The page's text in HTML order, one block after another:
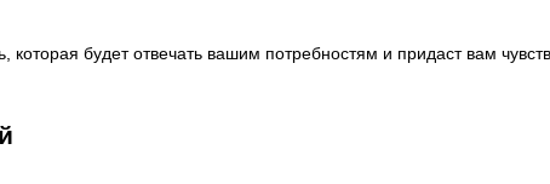
будет отвечать вашим потребностям и придаст вам